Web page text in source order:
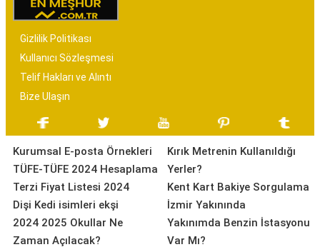
Gizlilik Politikası
Kullanıcı Sözleşmesi
Telif Hakları ve Alıntı
Bize Ulaşın
Kurumsal E-posta Örnekleri
TÜFE-TÜFE 2024 Hesaplama
Terzi Fiyat Listesi 2024
Dişi Kedi isimleri ekşi
2024 2025 Okullar Ne
Zaman Açılacak?
Kırık Metrenin Kullanıldığı
Yerler?
Kent Kart Bakiye Sorgulama
İzmir Yakınında
Yakınımda Benzin İstasyonu
Var Mı?